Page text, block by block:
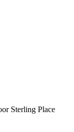
Sterling Place